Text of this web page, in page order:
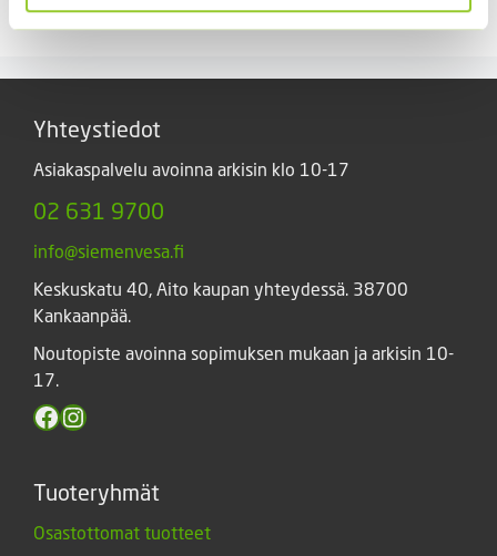
3,60€ Sisältää arvonlisäveron
Yhteystiedot
Asiakaspalvelu avoinna arkisin klo 10-17
02 631 9700
info@siemenvesa.fi
Keskuskatu 40, Aito kaupan yhteydessä. 38700
Kankaanpää.
Noutopiste avoinna sopimuksen mukaan ja arkisin 10-
17.
Facebook
Instagram
Tuoteryhmät
Osastottomat tuotteet